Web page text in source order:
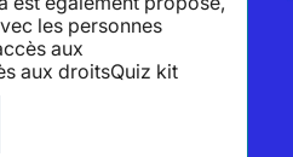
les personnes
aux
aux droitsQuiz kit